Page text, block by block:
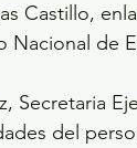
Castillo,
Nacional de
Secretaria
del